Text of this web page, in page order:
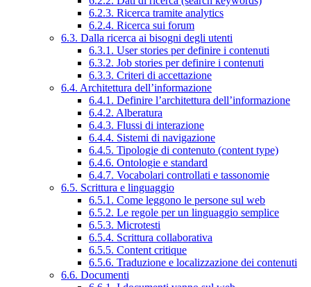
6.2.3. Ricerca tramite analytics
6.2.4. Ricerca sui forum
6.3. Dalla ricerca ai bisogni degli utenti
6.3.1. User stories per definire i contenuti
6.3.2. Job stories per definire i contenuti
6.3.3. Criteri di accettazione
6.4. Architettura dell’informazione
6.4.1. Definire l’architettura dell’informazione
6.4.2. Alberatura
6.4.3. Flussi di interazione
6.4.4. Sistemi di navigazione
6.4.5. Tipologie di contenuto (content type)
6.4.6. Ontologie e standard
6.4.7. Vocabolari controllati e tassonomie
6.5. Scrittura e linguaggio
6.5.1. Come leggono le persone sul web
6.5.2. Le regole per un linguaggio semplice
6.5.3. Microtesti
6.5.4. Scrittura collaborativa
6.5.5. Content critique
6.5.6. Traduzione e localizzazione dei contenuti
6.6. Documenti